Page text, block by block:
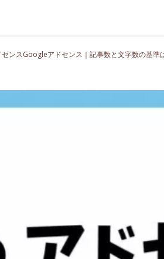
ンスGoogleアドセンス｜記事数と文字数の基準